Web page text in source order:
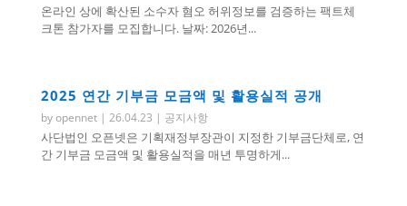
온라인 상에 확산된 소수자 혐오 허위정보를 검증하는 팩트체
크톤 참가자를 모집합니다. 날짜: 2026년...
2025 연간 기부금 모금액 및 활용실적 공개
byopennet| 26.04.23 | 공지사항
사단법인 오픈넷은 기획재정부장관이 지정한 기부금단체로, 연
간 기부금 모금액 및 활용실적을 매년 투명하게...